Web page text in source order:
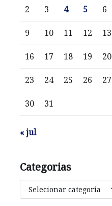
2 3 4 5 6
9 10 11 12 13
16 17 18 19 20
23 24 25 26 27
30 31
« jul
Categorias